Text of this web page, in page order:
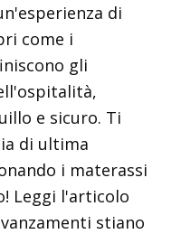
di
come i
gli
e sicuro. Ti
di ultima
i materassi
Leggi l'articolo
stiano